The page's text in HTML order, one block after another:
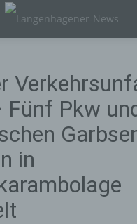
Fünf Pkw
in